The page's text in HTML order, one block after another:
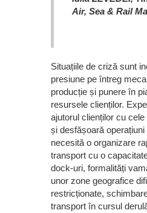
Air, Sea & Rail
Situațiile de criză sunt
presiune pe întreg
producție și punere în
resursele clienților.
ajutorul clienților cu
și desfășoară
necesită o organizare
transport cu o
dock-uri, formalități
unor zone geografice
restricționate,
transport în cursul